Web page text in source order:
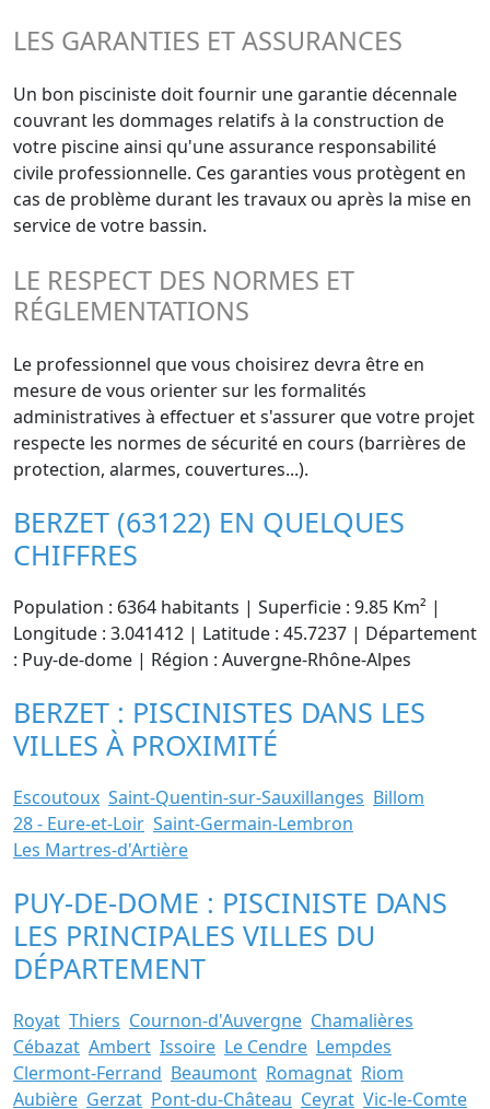
LES GARANTIES ET ASSURANCES
Un bon pisciniste doit fournir une garantie décennale
couvrant les dommages relatifs à la construction de
votre piscine ainsi qu'une assurance responsabilité
civile professionnelle. Ces garanties vous protègent en
cas de problème durant les travaux ou après la mise en
service de votre bassin.
LE RESPECT DES NORMES ET
RÉGLEMENTATIONS
Le professionnel que vous choisirez devra être en
mesure de vous orienter sur les formalités
administratives à effectuer et s'assurer que votre projet
respecte les normes de sécurité en cours (barrières de
protection, alarmes, couvertures...).
BERZET (63122) EN QUELQUES
CHIFFRES
Population : 6364 habitants | Superficie : 9.85 Km² |
Longitude : 3.041412 | Latitude : 45.7237 | Département
: Puy-de-dome | Région : Auvergne-Rhône-Alpes
BERZET : PISCINISTES DANS LES
VILLES À PROXIMITÉ
Escoutoux Saint-Quentin-sur-Sauxillanges Billom
28 - Eure-et-Loir Saint-Germain-Lembron
Les Martres-d'Artière
PUY-DE-DOME : PISCINISTE DANS
LES PRINCIPALES VILLES DU
DÉPARTEMENT
Royat Thiers Cournon-d'Auvergne Chamalières
Cébazat Ambert Issoire Le Cendre Lempdes
Clermont-Ferrand Beaumont Romagnat Riom
Aubière Gerzat Pont-du-Château Ceyrat Vic-le-Comte